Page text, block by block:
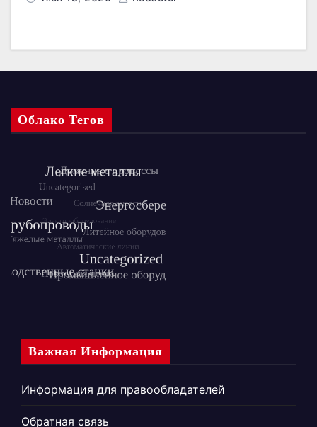
Облако Тегов
Важная Информация
Информация для правообладателей
Обратная связь